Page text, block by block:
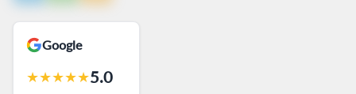
Google
★★★★★5.0